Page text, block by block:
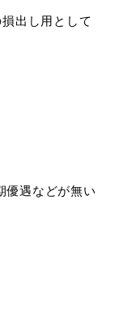
出し用として
優遇などが無い